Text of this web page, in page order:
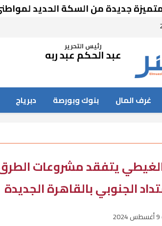
من السكة الحديد لمواطني شمال
رئيس التحرير
عبد الحكم عبد ربه
غرف المال بنوك وبورصة دبرياج
يتفقد مشروعات
الجنوبي بالقاهرة الجديدة